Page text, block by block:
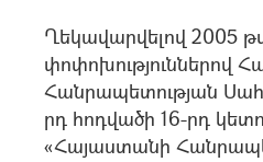
Ղեկավարվելով 2005
փոփոխություններով
Հանրապետության
րդ հոդվածի 16-րդ
«Հայաստանի